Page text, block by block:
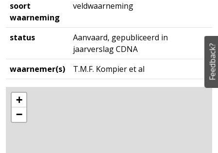
soort
waarneming
veldwaarneming
status
Aanvaard, gepubliceerd in
jaarverslag CDNA
waarnemer(s)
T.M.F. Kompier et al
+
−
Feedback?